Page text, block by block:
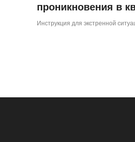
проникновения в
Инструкция для экстренной